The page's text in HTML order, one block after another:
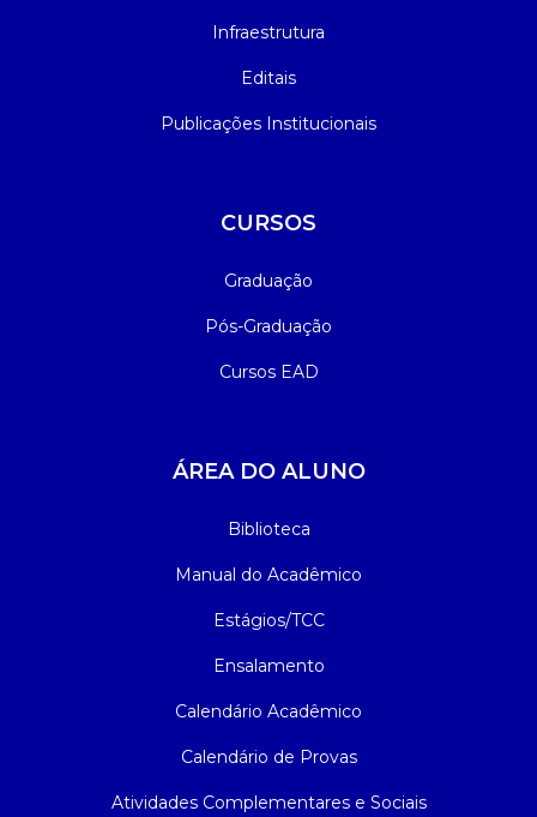
Infraestrutura
Editais
Publicações Institucionais
CURSOS
Graduação
Pós-Graduação
Cursos EAD
ÁREA DO ALUNO
Biblioteca
Manual do Acadêmico
Estágios/TCC
Ensalamento
Calendário Acadêmico
Calendário de Provas
Atividades Complementares e Sociais